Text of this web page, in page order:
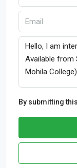
By submitting